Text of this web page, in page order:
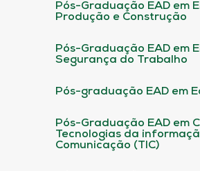
Pós-Graduação EAD em
Produção e Construção
Pós-Graduação EAD em
Segurança do Trabalho
Pós-graduação EAD em
Pós-Graduação EAD em
Tecnologias da
Comunicação (TIC)